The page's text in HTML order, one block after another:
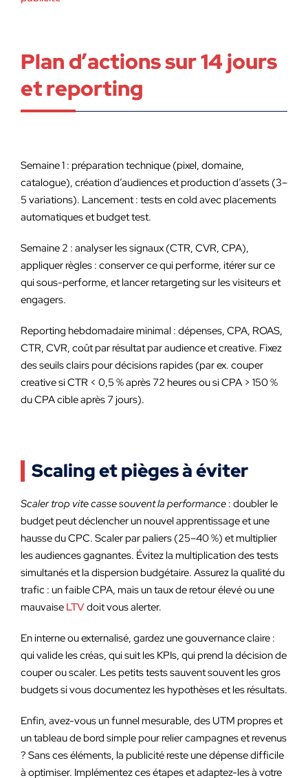
Plan d’actions sur 14 jours
et reporting
Semaine 1 : préparation technique (pixel, domaine,
catalogue), création d’audiences et production d’assets (3–
5 variations). Lancement : tests en cold avec placements
automatiques et budget test.
Semaine 2 : analyser les signaux (CTR, CVR, CPA),
appliquer règles : conserver ce qui performe, itérer sur ce
qui sous-performe, et lancer retargeting sur les visiteurs et
engagers.
Reporting hebdomadaire minimal : dépenses, CPA, ROAS,
CTR, CVR, coût par résultat par audience et creative. Fixez
des seuils clairs pour décisions rapides (par ex. couper
creative si CTR < 0,5 % après 72 heures ou si CPA > 150 %
du CPA cible après 7 jours).
Scaling et pièges à éviter
Scaler trop vite casse souvent la performance : doubler le
budget peut déclencher un nouvel apprentissage et une
hausse du CPC. Scaler par paliers (25–40 %) et multiplier
les audiences gagnantes. Évitez la multiplication des tests
simultanés et la dispersion budgétaire. Assurez la qualité du
trafic : un faible CPA, mais un taux de retour élevé ou une
mauvaise LTVdoit vous alerter.
En interne ou externalisé, gardez une gouvernance claire :
qui valide les créas, qui suit les KPIs, qui prend la décision de
couper ou scaler. Les petits tests sauvent souvent les gros
budgets si vous documentez les hypothèses et les résultats.
Enfin, avez-vous un funnel mesurable, des UTM propres et
un tableau de bord simple pour relier campagnes et revenus
? Sans ces éléments, la publicité reste une dépense difficile
à optimiser. Implémentez ces étapes et adaptez-les à votre